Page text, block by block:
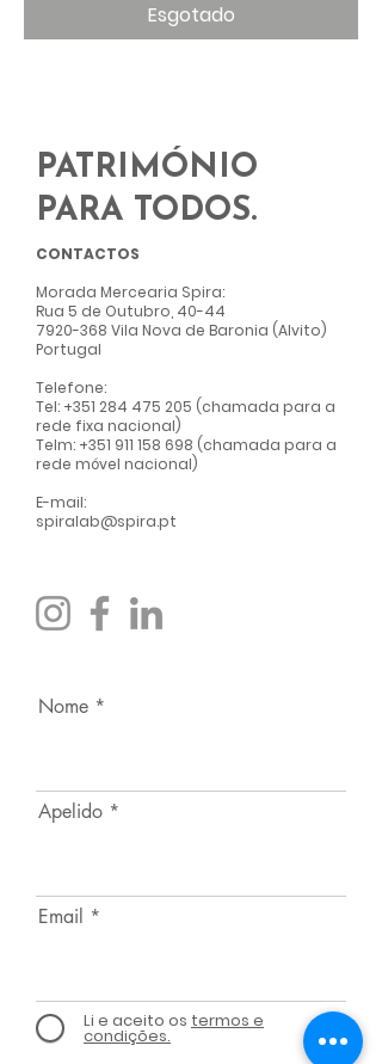
Esgotado
PATRIMÓNIO
PARA TODOS.
CONTACTOS
Morada Mercearia Spira:
Rua 5 de Outubro, 40-44
7920-368 Vila Nova de Baronia (Alvito)
Portugal
Telefone:
Tel: +351 284 475 205 (chamada para a
rede fixa nacional)
Telm: +351 911 158 698 (chamada para a
rede móvel nacional)
E-mail:
spiralab@spira.pt
Nome
Apelido
Email
Li e aceito os termos e
condições.